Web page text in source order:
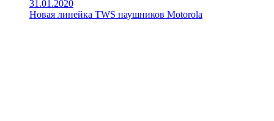
31.01.2020
Новая линейка TWS наушников Motorola